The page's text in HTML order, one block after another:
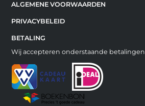
ALGEMENE VOORWAARDEN
PRIVACYBELEID
BETALING
Wij accepteren onderstaande betalingen